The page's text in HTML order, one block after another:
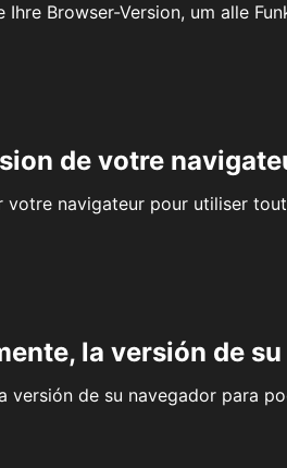
Ihre Browser-Version, um alle
de votre
votre navigateur pour utiliser
la versión de
versión de su navegador para